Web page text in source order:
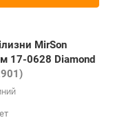
MirSon
17-0628 Diamond